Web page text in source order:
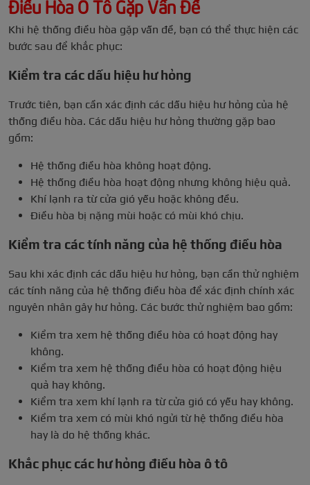
Điều Hòa Ô Tô Gặp Vấn Đề
Khi hệ thống điều hòa gặp vấn đề, bạn có thể thực hiện các
bước sau để khắc phục:
Kiểm tra các dấu hiệu hư hỏng
Trước tiên, bạn cần xác định các dấu hiệu hư hỏng của hệ
thống điều hòa. Các dấu hiệu hư hỏng thường gặp bao
gồm:
Hệ thống điều hòa không hoạt động.
Hệ thống điều hòa hoạt động nhưng không hiệu quả.
Khí lạnh ra từ cửa gió yếu hoặc không đều.
Điều hòa bị nặng mùi hoặc có mùi khó chịu.
Kiểm tra các tính năng của hệ thống điều hòa
Sau khi xác định các dấu hiệu hư hỏng, bạn cần thử nghiệm
các tính năng của hệ thống điều hòa để xác định chính xác
nguyên nhân gây hư hỏng. Các bước thử nghiệm bao gồm:
Kiểm tra xem hệ thống điều hòa có hoạt động hay
không.
Kiểm tra xem hệ thống điều hòa có hoạt động hiệu
quả hay không.
Kiểm tra xem khí lạnh ra từ cửa gió có yếu hay không.
Kiểm tra xem có mùi khó ngửi từ hệ thống điều hòa
hay là do hệ thống khác.
Khắc phục các hư hỏng điều hòa ô tô